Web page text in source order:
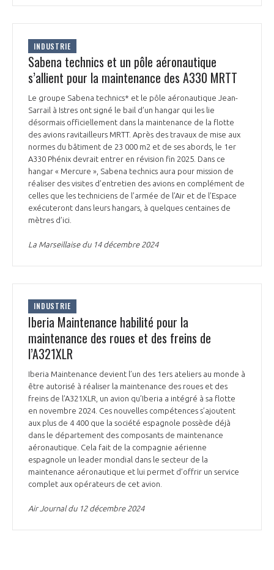
INDUSTRIE
Sabena technics et un pôle aéronautique
s’allient pour la maintenance des A330 MRTT
Le groupe Sabena technics* et le pôle aéronautique Jean-
Sarrail à Istres ont signé le bail d’un hangar qui les lie
désormais officiellement dans la maintenance de la flotte
des avions ravitailleurs MRTT. Après des travaux de mise aux
normes du bâtiment de 23 000 m2 et de ses abords, le 1er
A330 Phénix devrait entrer en révision fin 2025. Dans ce
hangar « Mercure », Sabena technics aura pour mission de
réaliser des visites d’entretien des avions en complément de
celles que les techniciens de l’armée de l’Air et de l’Espace
exécuteront dans leurs hangars, à quelques centaines de
mètres d’ici.
La Marseillaise du 14 décembre 2024
INDUSTRIE
Iberia Maintenance habilité pour la
maintenance des roues et des freins de
l’A321XLR
Iberia Maintenance devient l’un des 1ers ateliers au monde à
être autorisé à réaliser la maintenance des roues et des
freins de l’A321XLR, un avion qu’Iberia a intégré à sa flotte
en novembre 2024. Ces nouvelles compétences s’ajoutent
aux plus de 4 400 que la société espagnole possède déjà
dans le département des composants de maintenance
aéronautique. Cela fait de la compagnie aérienne
espagnole un leader mondial dans le secteur de la
maintenance aéronautique et lui permet d’offrir un service
complet aux opérateurs de cet avion.
Air Journal du 12 décembre 2024